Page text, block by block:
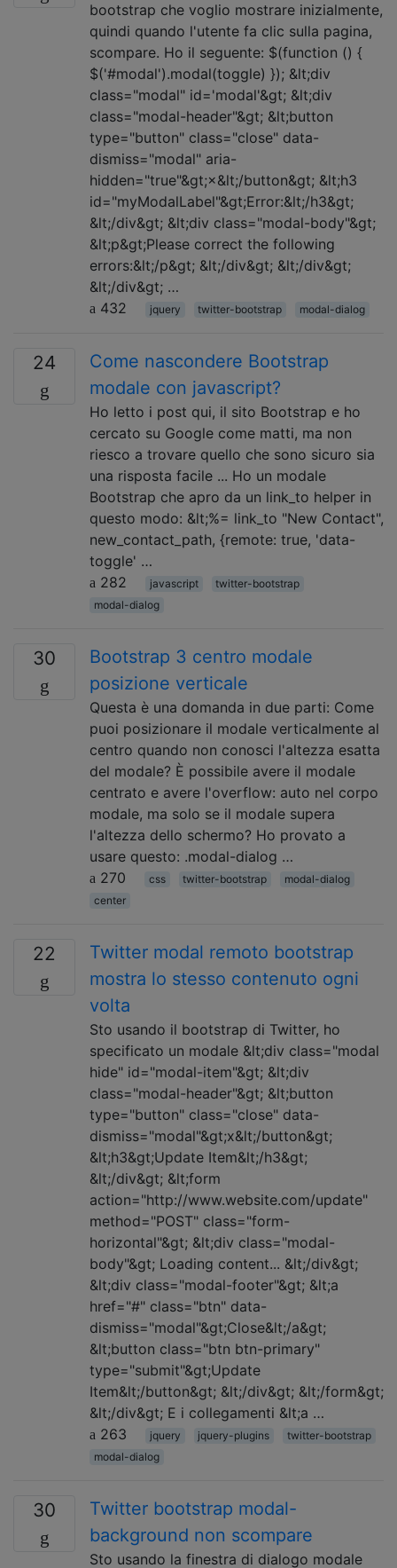
bootstrap che voglio mostrare inizialmente,
quindi quando l'utente fa clic sulla pagina,
scompare. Ho il seguente: $(function () {
$('#modal').modal(toggle) }); &lt;div
class="modal" id='modal'&gt; &lt;div
class="modal-header"&gt; &lt;button
type="button" class="close" data-
dismiss="modal" aria-
hidden="true"&gt;×&lt;/button&gt; &lt;h3
id="myModalLabel"&gt;Error:&lt;/h3&gt;
&lt;/div&gt; &lt;div class="modal-body"&gt;
&lt;p&gt;Please correct the following
errors:&lt;/p&gt; &lt;/div&gt; &lt;/div&gt;
&lt;/div&gt; …
432
jquery twitter-bootstrap modal-dialog
24
Come nascondere Bootstrap
modale con javascript?
Ho letto i post qui, il sito Bootstrap e ho
cercato su Google come matti, ma non
riesco a trovare quello che sono sicuro sia
una risposta facile ... Ho un modale
Bootstrap che apro da un link_to helper in
questo modo: &lt;%= link_to "New Contact",
new_contact_path, {remote: true, 'data-
toggle' …
282
javascript
twitter-bootstrap
modal-dialog
30
Bootstrap 3 centro modale
posizione verticale
Questa è una domanda in due parti: Come
puoi posizionare il modale verticalmente al
centro quando non conosci l'altezza esatta
del modale? È possibile avere il modale
centrato e avere l'overflow: auto nel corpo
modale, ma solo se il modale supera
l'altezza dello schermo? Ho provato a
usare questo: .modal-dialog …
270
css twitter-bootstrap
modal-dialog
center
22
Twitter modal remoto bootstrap
mostra lo stesso contenuto ogni
volta
Sto usando il bootstrap di Twitter, ho
specificato un modale &lt;div class="modal
hide" id="modal-item"&gt; &lt;div
class="modal-header"&gt; &lt;button
type="button" class="close" data-
dismiss="modal"&gt;x&lt;/button&gt;
&lt;h3&gt;Update Item&lt;/h3&gt;
&lt;/div&gt; &lt;form
action="http://www.website.com/update"
method="POST" class="form-
horizontal"&gt; &lt;div class="modal-
body"&gt; Loading content... &lt;/div&gt;
&lt;div class="modal-footer"&gt; &lt;a
href="#" class="btn" data-
dismiss="modal"&gt;Close&lt;/a&gt;
&lt;button class="btn btn-primary"
type="submit"&gt;Update
Item&lt;/button&gt; &lt;/div&gt; &lt;/form&gt;
&lt;/div&gt; E i collegamenti &lt;a …
263
jquery jquery-plugins
twitter-bootstrap
modal-dialog
30
Twitter bootstrap modal-
background non scompare
Sto usando la finestra di dialogo modale